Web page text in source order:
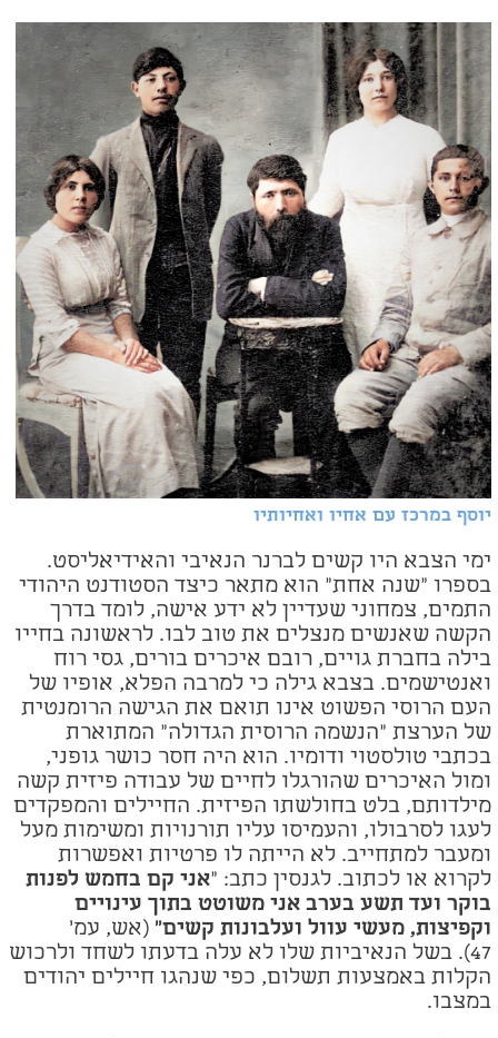
יוסף במרכז עם אחיו ואחיותיו
ימי הצבא היו קשים לברנר הנאיבי והאידיאליסט.
בספרו "שנה אחת" הוא מתאר כיצד הסטודנט היהודי
התמים, צמחוני שעדיין לא ידע אישה, לומד בדרך
הקשה שאנשים מנצלים את טוב לבו. לראשונה בחייו
בילה בחברת גויים, רובם איכרים בורים, גסי רוח
ואנטישמים. בצבא גילה כי למרבה הפלא, אופיו של
העם הרוסי הפשוט אינו תואם את הגישה הרומנטית
של הערצת "הנשמה הרוסית הגדולה" המתוארת
בכתבי טולסטוי ודומיו. הוא היה חסר כושר גופני,
ומול האיכרים שהורגלו לחיים של עבודה פיזית קשה
מילדותם, בלט בחולשתו הפיזית. החיילים והמפקדים
לעגו לסרבולו, והעמיסו עליו תורנויות ומשימות מעל
ומעבר למתחייב. לא הייתה לו פרטיות ואפשרות
לקרוא או לכתוב. לגנסין כתב: "אני קם בחמש לפנות
בוקר ועד תשע בערב אני משוטט בתוך עינויים
וקפיצות, מעשי עוול ועלבונות קשים"(אש, עמ'
47). בשל הנאיביות שלו לא עלה בדעתו לשחד ולרכוש
הקלות באמצעות תשלום, כפי שנהגו חיילים יהודים
במצבו.